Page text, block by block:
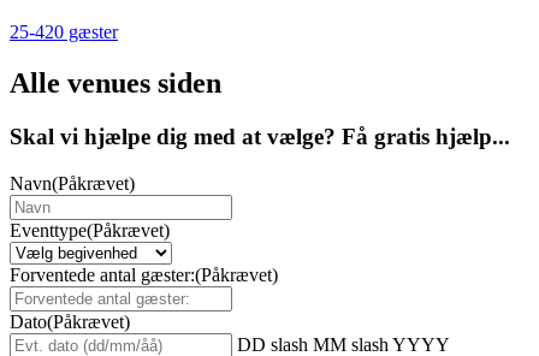
25-420 gæster
Alle venues siden
Skal vi hjælpe dig med at vælge? Få gratis hjælp...
Navn(Påkrævet)
Eventtype(Påkrævet)
Forventede antal gæster:(Påkrævet)
Dato(Påkrævet)
DD slash MM slash YYYY